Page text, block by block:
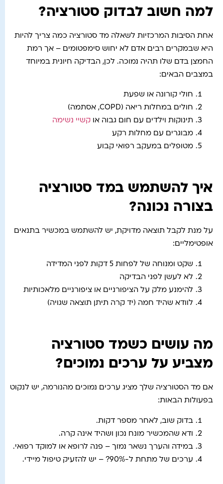
למה חשוב לבדוק סטורציה?
אחת הסיבות המרכזיות לשאלה מד סטורציה כמה צריך להיות
היא שבמקרים רבים אדם לא יחוש סימפטומים – אך רמת
החמצן בדם שלו תהיה נמוכה. לכן, הבדיקה חיונית במיוחד
במצבים הבאים:
חולי קורונה או שפעת
חולים במחלות ריאה (COPD, אסתמה)
תינוקות וילדים עם חום גבוה או קשיי נשימה
מבוגרים עם מחלות רקע
מטופלים במעקב רפואי קבוע
איך להשתמש במד סטורציה
בצורה נכונה?
על מנת לקבל תוצאה מדויקת, יש להשתמש במכשיר בתנאים
אופטימליים:
שקט ומנוחה של לפחות 5 דקות לפני המדידה
לא לעשן לפני הבדיקה
להימנע מלק על הציפורניים או ציפורניים מלאכותיות
לוודא שהיד חמה (יד קרה תיתן תוצאה שגויה)
מה עושים כשמד סטורציה
מצביע על ערכים נמוכים?
אם מד הסטורציה שלך מציג ערכים נמוכים מהנורמה, יש לנקוט
בפעולות הבאות:
בדוק שוב, לאחר מספר דקות.
ודא שהמכשיר מונח נכון ושהיד אינה קרה.
במידה והערך נשאר נמוך – פנה לרופא או למוקד רפואי.
ערכים של מתחת ל-90%? – יש להזעיק טיפול מיידי.